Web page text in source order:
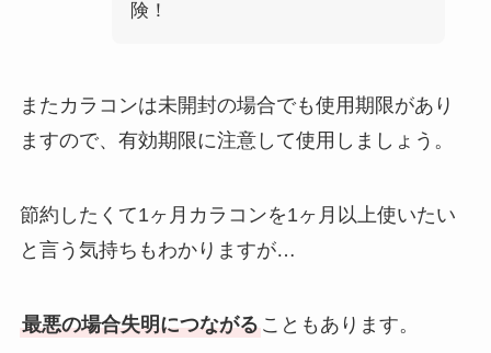
険！
またカラコンは未開封の場合でも使用期限があり
ますので、有効期限に注意して使用しましょう。
節約したくて1ヶ月カラコンを1ヶ月以上使いたい
と言う気持ちもわかりますが…
最悪の場合失明につながる こともあります。